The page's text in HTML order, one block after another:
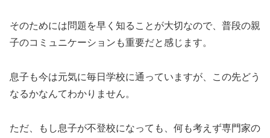
そのためには問題を早く知ることが大切なので、普段の親
子のコミュニケーションも重要だと感じます。
息子も今は元気に毎日学校に通っていますが、この先どう
なるかなんてわかりません。
ただ、もし息子が不登校になっても、何も考えず専門家の